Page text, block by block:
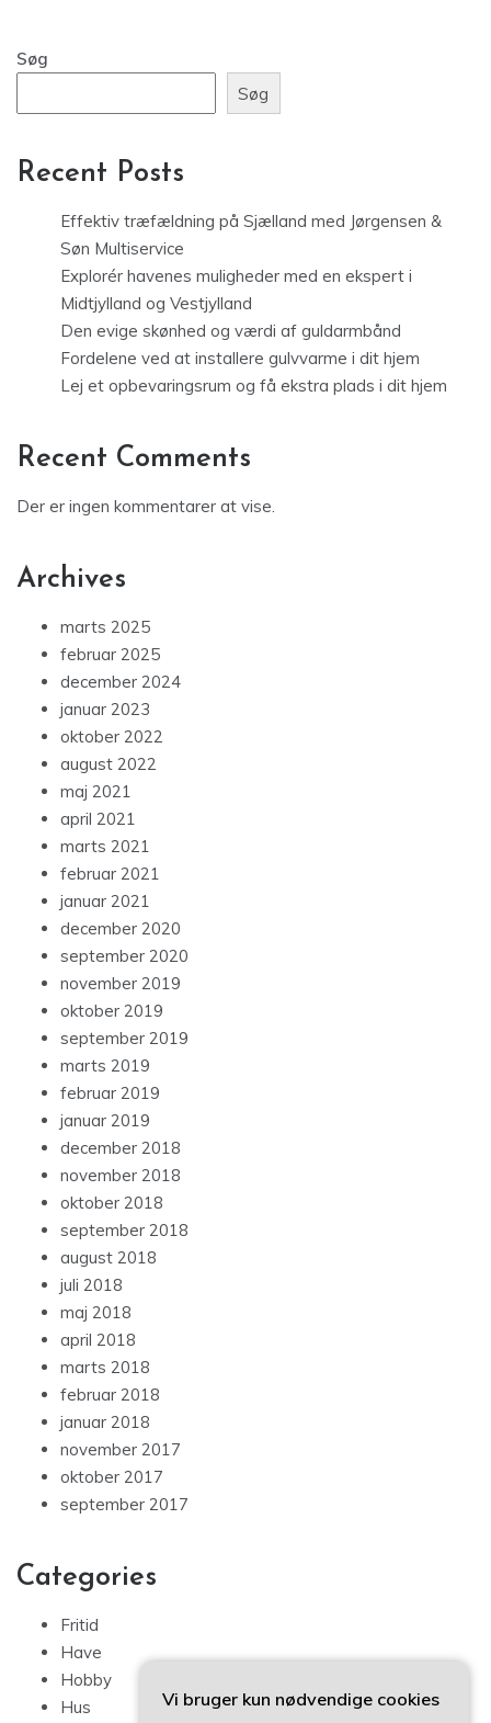
Søg
Søg
Recent Posts
Effektiv træfældning på Sjælland med Jørgensen &
Søn Multiservice
Explorér havenes muligheder med en ekspert i
Midtjylland og Vestjylland
Den evige skønhed og værdi af guldarmbånd
Fordelene ved at installere gulvvarme i dit hjem
Lej et opbevaringsrum og få ekstra plads i dit hjem
Recent Comments
Der er ingen kommentarer at vise.
Archives
marts 2025
februar 2025
december 2024
januar 2023
oktober 2022
august 2022
maj 2021
april 2021
marts 2021
februar 2021
januar 2021
december 2020
september 2020
november 2019
oktober 2019
september 2019
marts 2019
februar 2019
januar 2019
december 2018
november 2018
oktober 2018
september 2018
august 2018
juli 2018
maj 2018
april 2018
marts 2018
februar 2018
januar 2018
november 2017
oktober 2017
september 2017
Categories
Fritid
Have
Hobby
Hus
Vi bruger kun nødvendige cookies